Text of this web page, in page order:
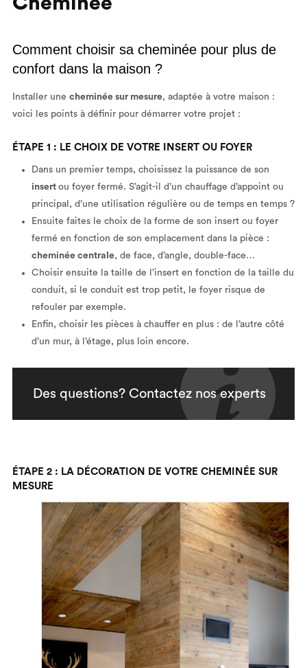
Comment choisir sa cheminée pour plus de
confort dans la maison ?
Installer une cheminée sur mesure, adaptée à votre maison :
voici les points à définir pour démarrer votre projet :
ÉTAPE 1 : LE CHOIX DE VOTRE INSERT OU FOYER
Dans un premier temps, choisissez la puissance de son
insert ou foyer fermé. S’agit-il d’un chauffage d’appoint ou
principal, d’une utilisation régulière ou de temps en temps ?
Ensuite faites le choix de la forme de son insert ou foyer
fermé en fonction de son emplacement dans la pièce :
cheminée centrale, de face, d’angle, double-face…
Choisir ensuite la taille de l’insert en fonction de la taille du
conduit, si le conduit est trop petit, le foyer risque de
refouler par exemple.
Enfin, choisir les pièces à chauffer en plus : de l’autre côté
d’un mur, à l’étage, plus loin encore.
Des questions? Contactez nos experts
ÉTAPE 2 : LA DÉCORATION DE VOTRE CHEMINÉE SUR
MESURE